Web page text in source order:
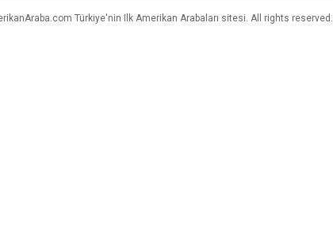
Türkiye'nin Ilk Amerikan Arabaları sitesi. All rights reserved.